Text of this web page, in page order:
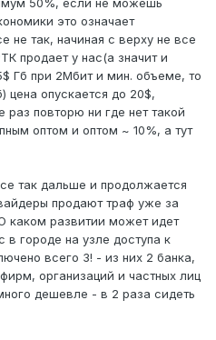
50%, если не можешь
это означает
не так, начиная с верху не все
продает у нас(а значит и
Гб при 2Мбит и мин. объеме, то
цена опускается до 20$,
повторю ни где нет такой
оптом и оптом ~ 10%, а тут
так дальше и продолжается
продают траф уже за
каком развитии может идет
в городе на узле доступа к
всего 3! - из них 2 банка,
организаций и частных лиц
дешевле - в 2 раза сидеть